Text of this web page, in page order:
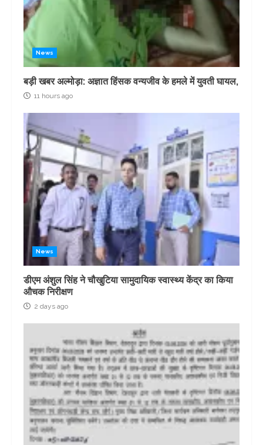
News
बड़ी खबर अल्मोड़ा: अज्ञात हिंसक वन्यजीव के हमले में युवती घायल,
11 hours ago
News
डीएम अंशुल सिंह ने चौखुटिया सामुदायिक स्वास्थ्य केंद्र का किया
औचक निरीक्षण
2 days ago